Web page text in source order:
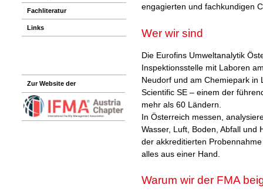
Fachliteratur
Links
Zur Website der
engagierten und fachkundigen
Wer wir sind
Die Eurofins Umweltanalytik
Inspektionsstelle mit Laboren
Neudorf und am Chemiepark in
Scientific SE – einem der
mehr als 60 Ländern.
In Österreich messen,
Wasser, Luft, Boden, Abfall und
der akkreditierten
alles aus einer Hand.
Warum wir der FMA